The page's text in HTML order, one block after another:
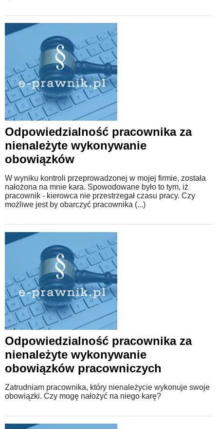
Odpowiedzialność pracownika za
nienależyte wykonywanie
obowiązków
W wyniku kontroli przeprowadzonej w mojej firmie, została
nałożona na mnie kara. Spowodowane było to tym, iż
pracownik - kierowca nie przestrzegał czasu pracy. Czy
możliwe jest by obarczyć pracownika (...)
Odpowiedzialność pracownika za
nienależyte wykonywanie
obowiązków pracowniczych
Zatrudniam pracownika, który nienależycie wykonuje swoje
obowiązki. Czy mogę nałożyć na niego karę?